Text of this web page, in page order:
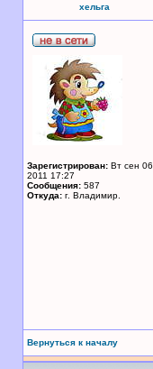
хельга
Зарегистрирован: Вт сен 06,
2011 17:27
Сообщения: 587
Откуда: г. Владимир.
Вернуться к началу